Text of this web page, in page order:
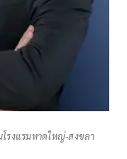
รงแรมหาดใหญ่-สงขลา